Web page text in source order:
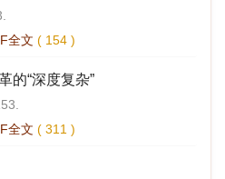
全文 ( 154 )
的“深度复杂”
全文 ( 311 )